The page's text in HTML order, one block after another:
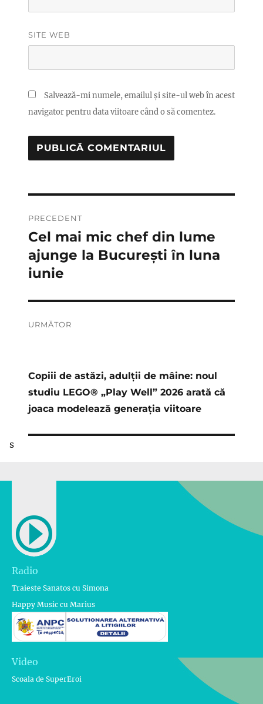
SITE WEB
Salvează-mi numele, emailul și site-ul web în acest
navigator pentru data viitoare când o să comentez.
în
articole
PRECEDENT
Articolul
anterior:
Cel mai mic chef din lume
ajunge la București în luna
iunie
URMĂTOR
Copiii de astăzi, adulții de mâine: noul
studiu LEGO® „Play Well” 2026 arată că
joaca modelează generația viitoare
s
Radio
Traieste Sanatos cu Simona
Happy Music cu Marius
Video
Scoala de SuperEroi